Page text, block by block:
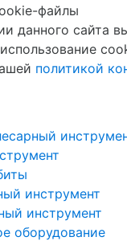
файлы
данного сайта
политикой
инструмент
инструмент
оборудование